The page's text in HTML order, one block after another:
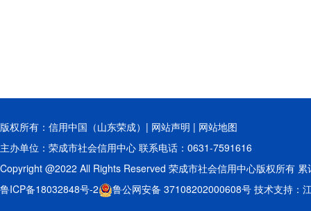
版权所有：信用中国（山东荣成）| 网站声明 | 网站地图
主办单位：荣成市社会信用中心 联系电话：0631-7591616
Copyright @2022 All Rights Reserved 荣成市社会信用中心版权所有
鲁ICP备18032848号-2
鲁公网安备 37108202000608号 技术支持：